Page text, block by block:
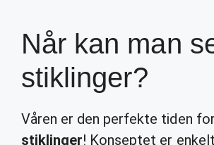
Når kan man
stiklinger?
Våren er den perfekte tiden
stiklinger! Konseptet er